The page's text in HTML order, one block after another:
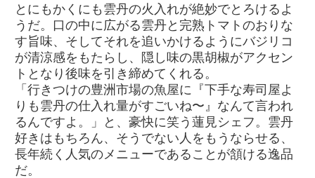
とにもかくにも雲丹の火入れが絶妙でとろけるよ
うだ。口の中に広がる雲丹と完熟トマトのおりな
す旨味、そしてそれを追いかけるようにバジリコ
が清涼感をもたらし、隠し味の黒胡椒がアクセン
トとなり後味を引き締めてくれる。
「行きつけの豊洲市場の魚屋に『下手な寿司屋よ
りも雲丹の仕入れ量がすごいね〜』なんて言われ
るんですよ。」と、豪快に笑う蓮見シェフ。雲丹
好きはもちろん、そうでない人をもうならせる、
長年続く人気のメニューであることが頷ける逸品
だ。